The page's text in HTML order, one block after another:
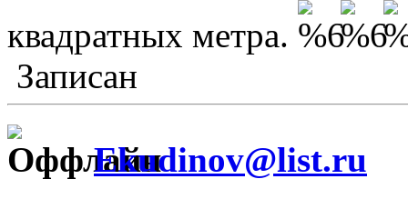
квадратных метра.
Записан
Ekudinov@list.ru